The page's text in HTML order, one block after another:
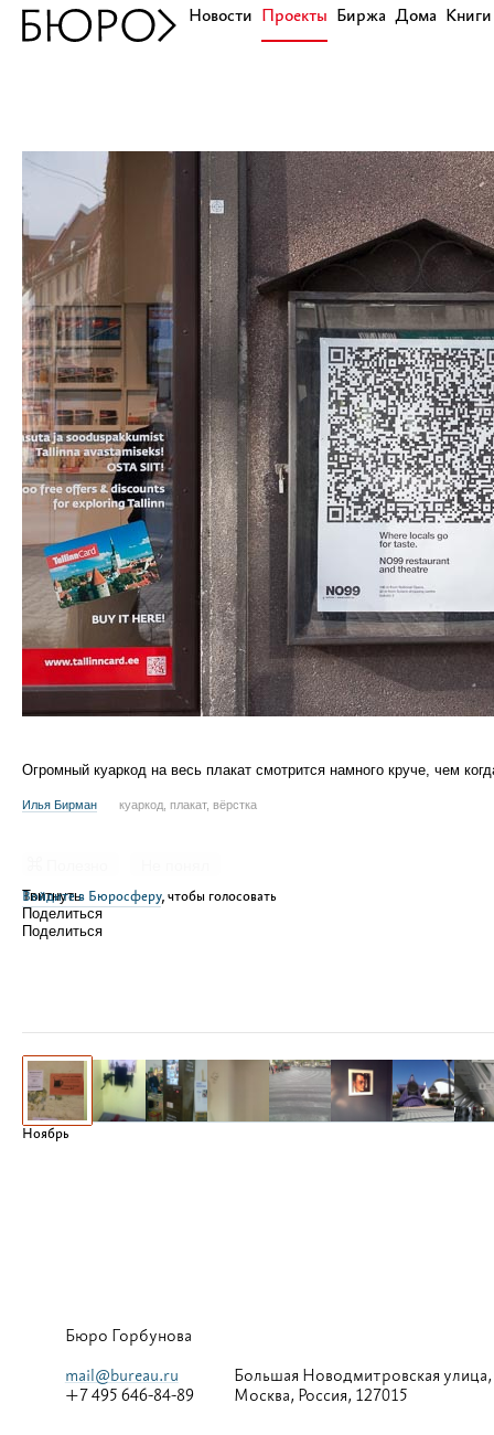
Новости Проекты Биржа Дома Книги
Огромный куаркод на весь плакат смотрится намного круче, чем
Илья Бирман куаркод, плакат, вёрстка
Войдите в Бюросферу, чтобы голосовать
Твитнуть
Поделиться
Поделиться
Ноябрь
Бюро Горбунова
mail@bureau.ru
+7 495 646-84-89
Большая Новодмитровская улица,
Москва, Россия, 127015